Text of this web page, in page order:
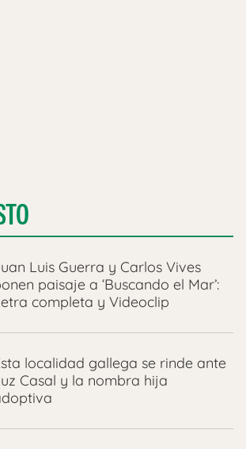
Luis Guerra y Carlos Vives
paisaje a ‘Buscando el Mar’:
completa y Videoclip
localidad gallega se rinde ante
Casal y la nombra hija